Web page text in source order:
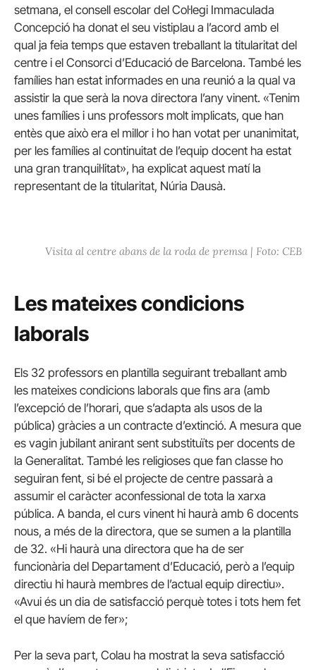
setmana, el consell escolar del Col·legi Immaculada
Concepció ha donat el seu vistiplau a l’acord amb el
qual ja feia temps que estaven treballant la titularitat del
centre i el Consorci d’Educació de Barcelona. També les
famílies han estat informades en una reunió a la qual va
assistir la que serà la nova directora l’any vinent. «Tenim
unes famílies i uns professors molt implicats, que han
entès que això era el millor i ho han votat per unanimitat,
per les famílies al continuitat de l’equip docent ha estat
una gran tranquil·litat», ha explicat aquest matí la
representant de la titularitat, Núria Dausà.
Visita al centre abans de la roda de premsa | Foto: CEB
Les mateixes condicions
laborals
Els 32 professors en plantilla seguirant treballant amb
les mateixes condicions laborals que fins ara (amb
l’excepció de l’horari, que s’adapta als usos de la
pública) gràcies a un contracte d’extinció. A mesura que
es vagin jubilant anirant sent substituïts per docents de
la Generalitat. També les religioses que fan classe ho
seguiran fent, si bé el projecte de centre passarà a
assumir el caràcter aconfessional de tota la xarxa
pública. A banda, el curs vinent hi haurà amb 6 docents
nous, a més de la directora, que se sumen a la plantilla
de 32. «Hi haurà una directora que ha de ser
funcionària del Departament d’Educació, però a l’equip
directiu hi haurà membres de l’actual equip directiu».
«Avui és un dia de satisfacció perquè totes i tots hem fet
el que havíem de fer»;
Per la seva part, Colau ha mostrat la seva satisfacció